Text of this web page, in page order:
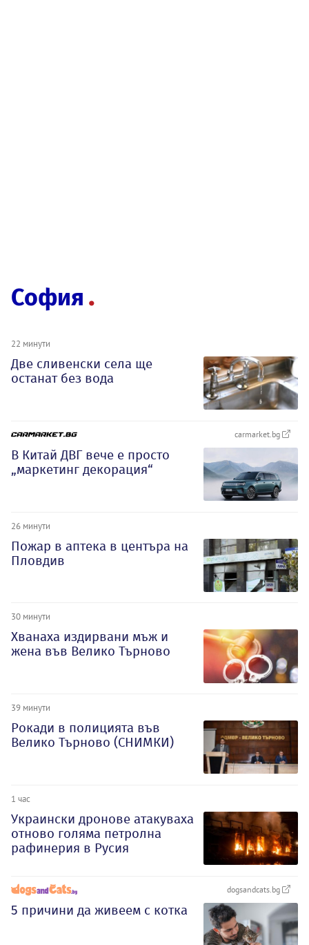
София
22 минути
Две сливенски села ще
останат без вода
carmarket.bg
В Китай ДВГ вече е просто
„маркетинг декорация“
26 минути
Пожар в аптека в центъра на
Пловдив
30 минути
Хванаха издирвани мъж и
жена във Велико Търново
39 минути
Рокади в полицията във
Велико Търново (СНИМКИ)
1 час
Украински дронове атакуваха
отново голяма петролна
рафинерия в Русия
dogsandcats.bg
5 причини да живеем с котка